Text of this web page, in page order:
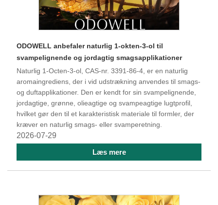
ODOWELL anbefaler naturlig 1-okten-3-ol til
svampelignende og jordagtig smagsapplikationer
Naturlig 1-Octen-3-ol, CAS-nr. 3391-86-4, er en naturlig
aromaingrediens, der i vid udstrækning anvendes til smags-
og duftapplikationer. Den er kendt for sin svampelignende,
jordagtige, grønne, olieagtige og svampeagtige lugtprofil,
hvilket gør den til et karakteristisk materiale til formler, der
kræver en naturlig smags- eller svamperetning.
2026-07-29
Læs mere